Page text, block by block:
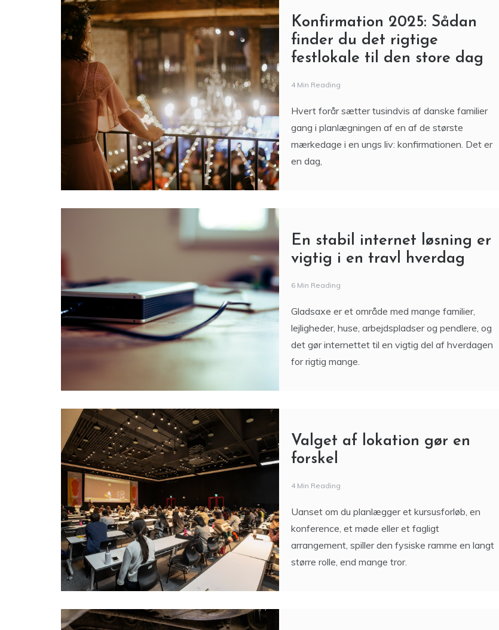
Konfirmation 2025: Sådan
finder du det rigtige
festlokale til den store dag
4 Min Reading
Hvert forår sætter tusindvis af danske familier
gang i planlægningen af en af de største
mærkedage i en ungs liv: konfirmationen. Det er
en dag,
En stabil internet løsning er
vigtig i en travl hverdag
6 Min Reading
Gladsaxe er et område med mange familier,
lejligheder, huse, arbejdspladser og pendlere, og
det gør internettet til en vigtig del af hverdagen
for rigtig mange.
Valget af lokation gør en
forskel
4 Min Reading
Uanset om du planlægger et kursusforløb, en
konference, et møde eller et fagligt
arrangement, spiller den fysiske ramme en langt
større rolle, end mange tror.